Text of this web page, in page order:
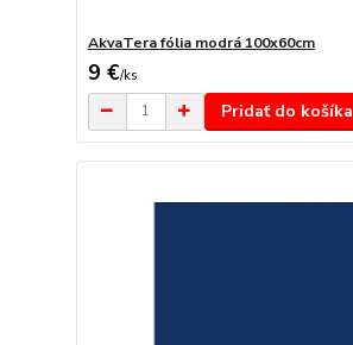
AkvaTera fólia modrá 100x60cm
9 €/ks
Pridať do košíka